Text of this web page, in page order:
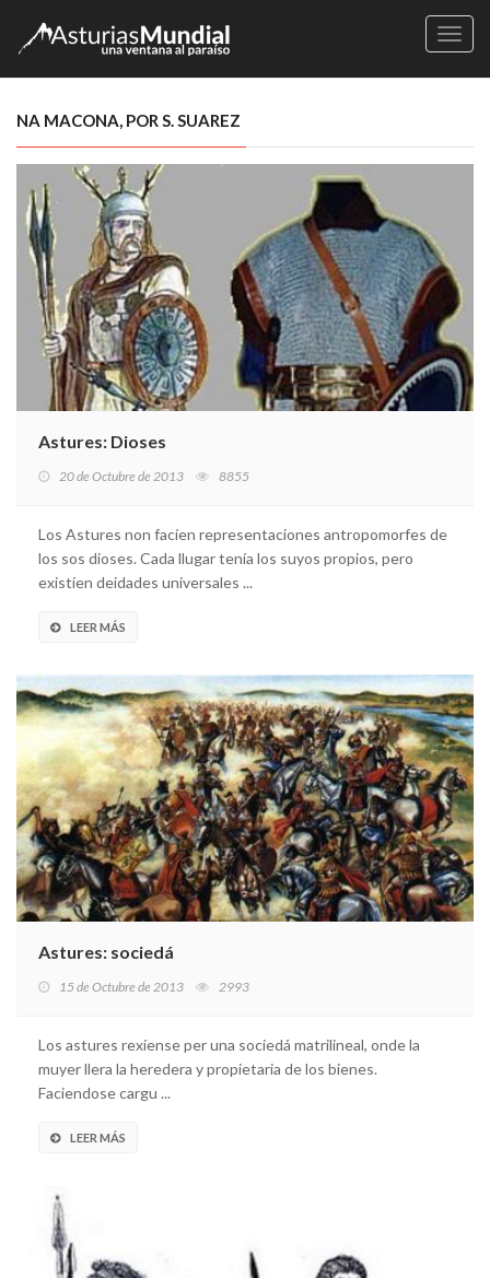
NA MACONA, POR S. SUAREZ
Astures: Dioses
20 de Octubre de 2013 8855
Los Astures non facíen representaciones antropomorfes de
los sos dioses. Cada llugar tenía los suyos propios, pero
existíen deidades universales ...
LEER MÁS
Astures: sociedá
15 de Octubre de 2013 2993
Los astures rexíense per una sociedá matrilineal, onde la
muyer llera la heredera y propietaria de los bienes.
Faciendose cargu ...
LEER MÁS